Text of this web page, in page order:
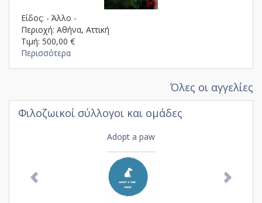
Είδος: - Άλλο -
Περιοχή: Αθήνα, Αττική
Τιμή: 500,00 €
Περισσότερα
Όλες οι αγγελίες
Φιλοζωικοί σύλλογοι και ομάδες
Adopt a paw